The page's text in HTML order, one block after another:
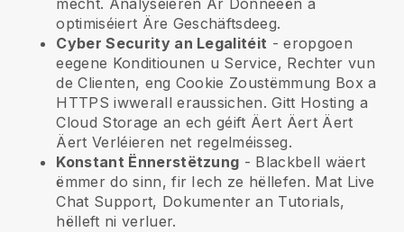
mécht. Analyséieren Är Donnéeën a
optimiséiert Äre Geschäftsdeeg.
Cyber Security an Legalitéit - eropgoen
eegene Konditiounen u Service, Rechter vun
de Clienten, eng Cookie Zoustëmmung Box a
HTTPS iwwerall eraussichen. Gitt Hosting a
Cloud Storage an ech géift Äert Äert Äert
Äert Verléieren net regelméisseg.
Konstant Ënnerstëtzung - Blackbell wäert
ëmmer do sinn, fir Iech ze hëllefen. Mat Live
Chat Support, Dokumenter an Tutorials,
hëlleft ni verluer.